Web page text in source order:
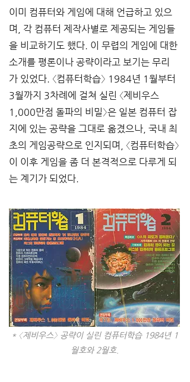
이미 컴퓨터와 게임에 대해 언급하고 있으
며, 각 컴퓨터 제작사별로 제공되는 게임들
을 비교하기도 했다. 이 무렵의 게임에 대한
소개를 평론이나 공략이라고 보기는 무리
가 있었다. 〈컴퓨터학습〉 1984년 1월부터
3월까지 3차례에 걸쳐 실린 〈제비우스
1,000만점 돌파의 비밀〉은 일본 컴퓨터 잡
지에 있는 공략을 그대로 옮겼으나, 국내 최
초의 게임공략으로 인지되며, 〈컴퓨터학습〉
이 이후 게임을 좀 더 본격적으로 다루게 되
는 계기가 되었다.
* 〈제비우스〉 공략이 실린 컴퓨터학습 1984년 1
월호와 2월호.